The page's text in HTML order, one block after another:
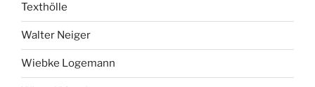
Texthölle
Walter Neiger
Wiebke Logemann